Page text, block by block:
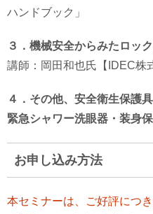
ハンドブック」
３．機械安全からみたロッ
講師：岡田和也氏【IDEC株
４．その他、安全衛生保護
緊急シャワー洗眼器・装身保
お申し込み方法
本セミナーは、ご好評につ